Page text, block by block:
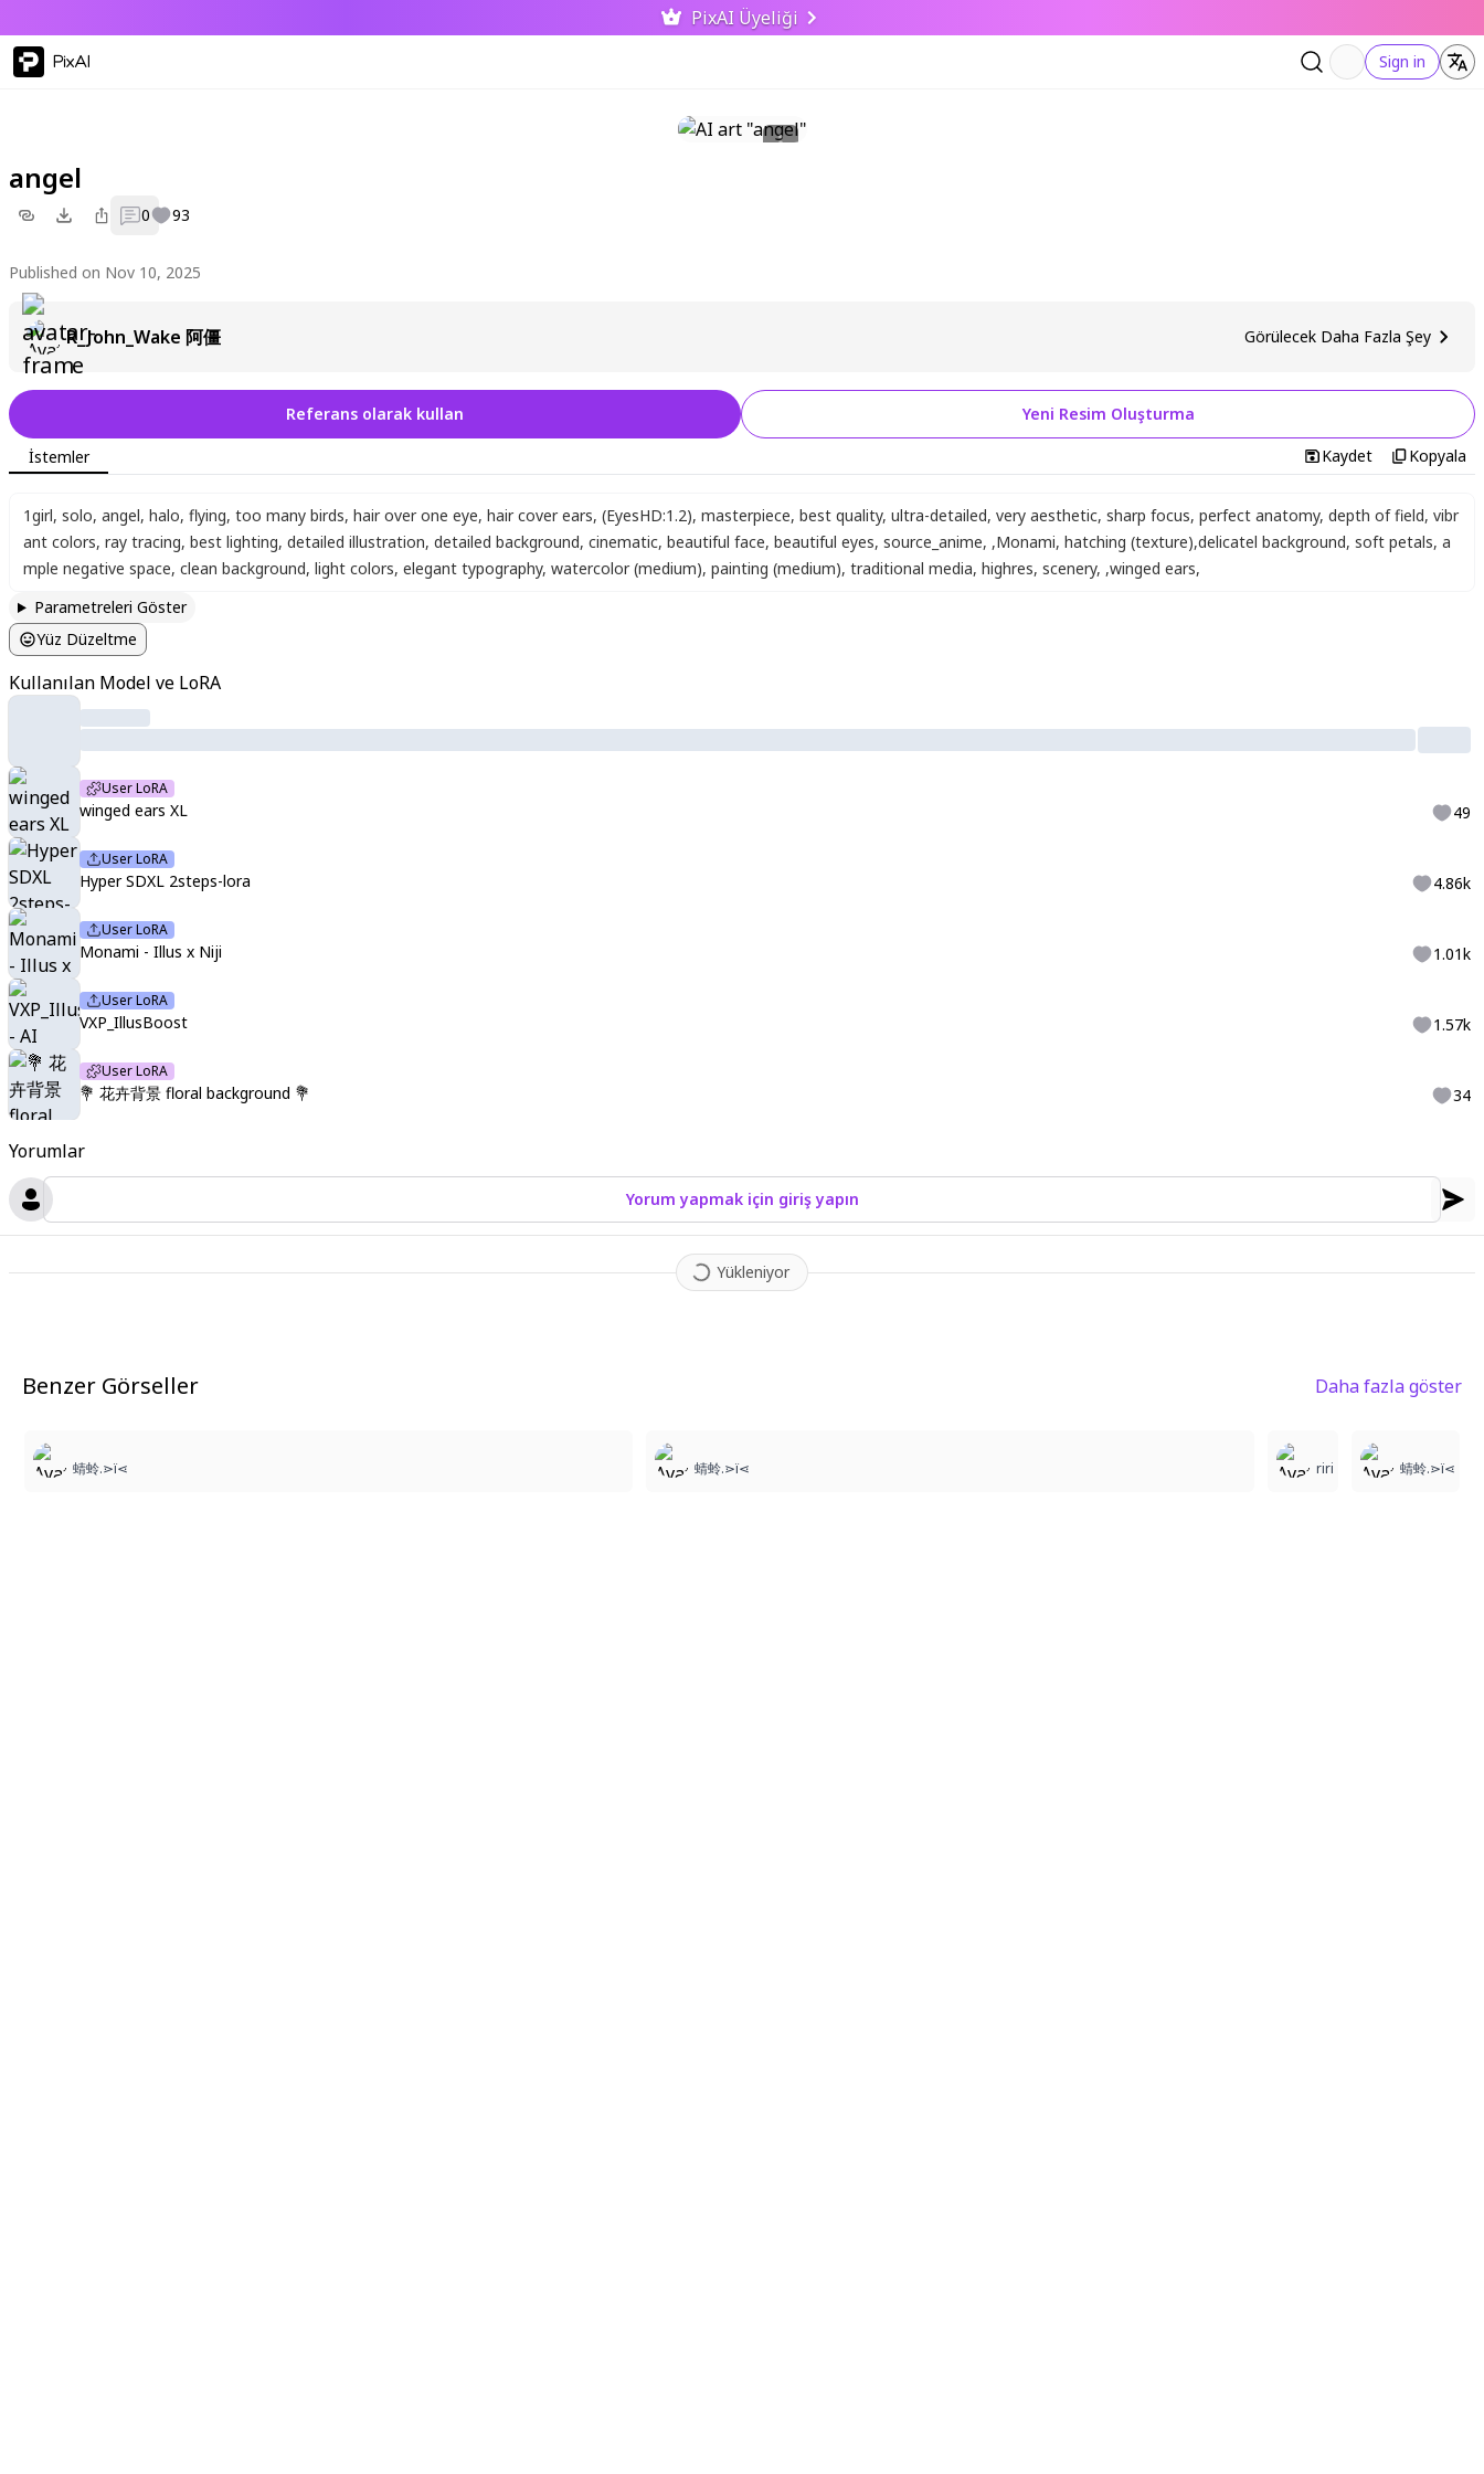
PixAI Üyeliği
PixAI Sign in
angel
0 93
Published on Nov 10, 2025
R_John_Wake 阿僵 Görülecek Daha Fazla Şey
Yorumlar
Yorum yapmak için giriş yapın
Yükleniyor
Referans olarak kullan Yeni Resim Oluşturma
İstemler Kaydet Kopyala
1girl, solo, angel, halo, flying, too many birds, hair over one eye, hair cover ears, (EyesHD:1.2), masterpiece, best quality, ultra-detailed, very aesthetic, sharp focus, perfect anatomy, depth of field, vibr
ant colors, ray tracing, best lighting, detailed illustration, detailed background, cinematic, beautiful face, beautiful eyes, source_anime, ,Monami, hatching (texture),delicatel background, soft petals, a
mple negative space, clean background, light colors, elegant typography, watercolor (medium), painting (medium), traditional media, highres, scenery, ,winged ears,
Parametreleri Göster
Yüz Düzeltme
Kullanılan Model ve LoRA
User LoRA
winged ears XL 49
User LoRA
Hyper SDXL 2steps-lora 4.86k
User LoRA
Monami - Illus x Niji 1.01k
User LoRA
VXP_IllusBoost 1.57k
User LoRA
💐 花卉背景 floral background 💐 34
Benzer Görseller Daha fazla göster
蜻蛉.⋗ï⋖ 蜻蛉.⋗ï⋖ riri 蜻蛉.⋗ï⋖